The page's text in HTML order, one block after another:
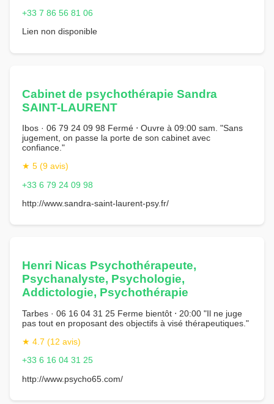
+33 7 86 56 81 06
Lien non disponible
Cabinet de psychothérapie Sandra
SAINT-LAURENT
Ibos · 06 79 24 09 98 Fermé ⋅ Ouvre à 09:00 sam. "Sans
jugement, on passe la porte de son cabinet avec
confiance."
★ 5 (9 avis)
+33 6 79 24 09 98
http://www.sandra-saint-laurent-psy.fr/
Henri Nicas Psychothérapeute,
Psychanalyste, Psychologie,
Addictologie, Psychothérapie
Tarbes · 06 16 04 31 25 Ferme bientôt ⋅ 20:00 "Il ne juge
pas tout en proposant des objectifs à visé thérapeutiques."
★ 4.7 (12 avis)
+33 6 16 04 31 25
http://www.psycho65.com/